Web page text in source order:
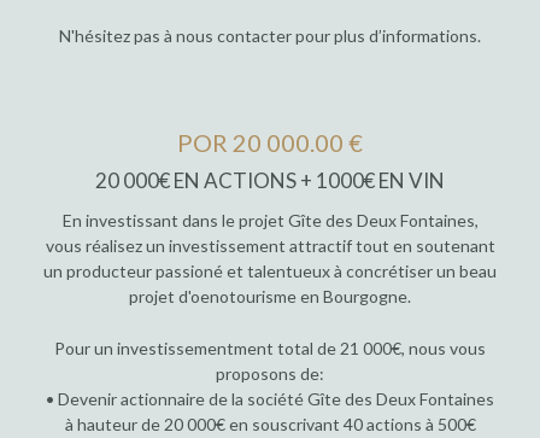
N'hésitez pas à nous contacter pour plus d’informations.
POR 20 000.00 €
20 000€ EN ACTIONS + 1000€ EN VIN
En investissant dans le projet Gîte des Deux Fontaines,
vous réalisez un investissement attractif tout en soutenant
un producteur passioné et talentueux à concrétiser un beau
projet d'oenotourisme en Bourgogne.
Pour un investissementment total de 21 000€, nous vous
proposons de:
• Devenir actionnaire de la société Gîte des Deux Fontaines
à hauteur de 20 000€ en souscrivant 40 actions à 500€